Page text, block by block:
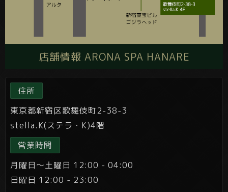
店舗情報 ARONA SPA HANARE
住所
東京都新宿区歌舞伎町2-38-3
stella.K(ステラ・K)4階
営業時間
月曜日～土曜日 12:00 - 04:00
日曜日 12:00 - 23:00